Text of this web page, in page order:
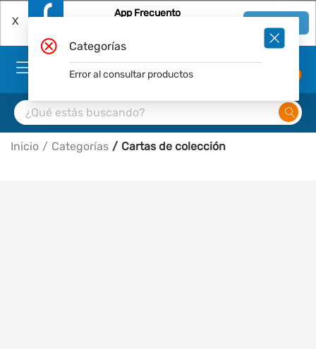
X
App Frecuento
Inicio Categorías Cartas de colección
Categorías
Error al consultar productos